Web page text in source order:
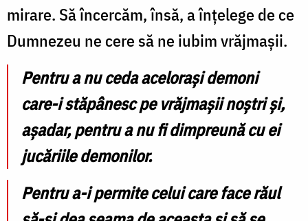
mirare. Să încercăm, însă, a înţelege de ce
Dumnezeu ne cere să ne iubim vrăjmaşii.
Pentru a nu ceda aceloraşi demoni
care-i stăpânesc pe vrăjmaşii noştri şi,
aşadar, pentru a nu fi dimpreună cu ei
jucăriile demonilor.
Pentru a-i permite celui care face răul